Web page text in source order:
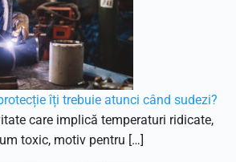
îți trebuie atunci când sudezi?
care implică temperaturi ridicate,
toxic, motiv pentru […]